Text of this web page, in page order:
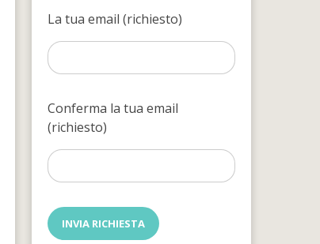
La tua email (richiesto)
Conferma la tua email
(richiesto)